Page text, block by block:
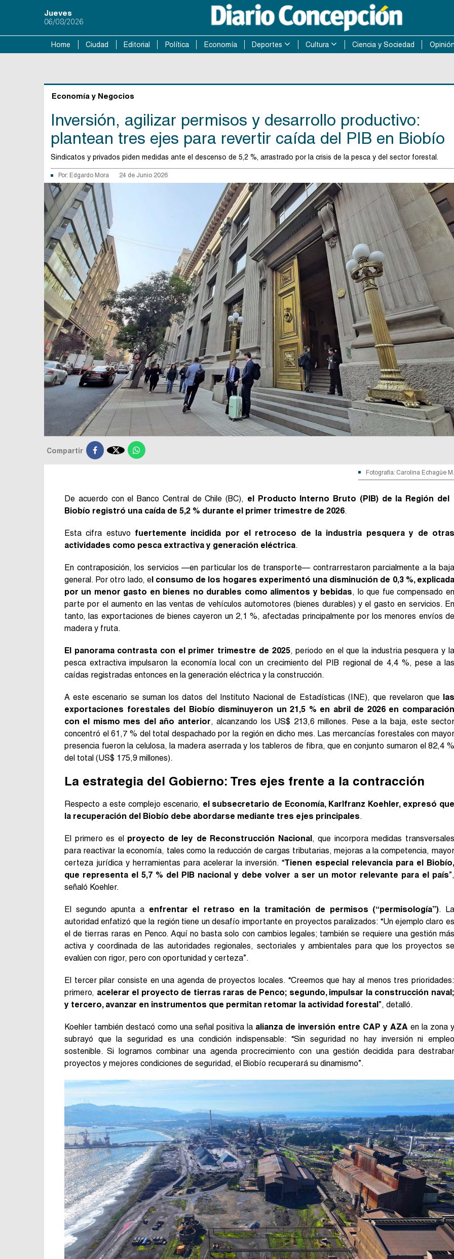
Jueves
06/08/2026
Home Ciudad Editorial Política Economía Deportes Cultura Ciencia y Sociedad
Economía y Negocios
Inversión, agilizar permisos y desarrollo productivo:
plantean tres ejes para revertir caída del PIB en Biobío
Sindicatos y privados piden medidas ante el descenso de 5,2 %, arrastrado por la crisis de la pesca y del sector forestal.
Por: Edgardo Mora 24 de Junio 2026
Compartir 
Fotografía: Carolina Echagüe M.
De acuerdo con el Banco Central de Chile (BC), el Producto Interno Bruto (PIB) de la Región del
Biobío registró una caída de 5,2 % durante el primer trimestre de 2026.
Esta cifra estuvo fuertemente incidida por el retroceso de la industria pesquera y de otras
actividades como pesca extractiva y generación eléctrica.
En contraposición, los servicios —en particular los de transporte— contrarrestaron parcialmente a la baja
general. Por otro lado, el consumo de los hogares experimentó una disminución de 0,3 %, explicada
por un menor gasto en bienes no durables como alimentos y bebidas, lo que fue compensado en
parte por el aumento en las ventas de vehículos automotores (bienes durables) y el gasto en servicios. En
tanto, las exportaciones de bienes cayeron un 2,1 %, afectadas principalmente por los menores envíos de
madera y fruta.
El panorama contrasta con el primer trimestre de 2025, periodo en el que la industria pesquera y la
pesca extractiva impulsaron la economía local con un crecimiento del PIB regional de 4,4 %, pese a las
caídas registradas entonces en la generación eléctrica y la construcción.
A este escenario se suman los datos del Instituto Nacional de Estadísticas (INE), que revelaron que las
exportaciones forestales del Biobío disminuyeron un 21,5 % en abril de 2026 en comparación
con el mismo mes del año anterior, alcanzando los US$ 213,6 millones. Pese a la baja, este sector
concentró el 61,7 % del total despachado por la región en dicho mes. Las mercancías forestales con mayor
presencia fueron la celulosa, la madera aserrada y los tableros de fibra, que en conjunto sumaron el 82,4 %
del total (US$ 175,9 millones).
La estrategia del Gobierno: Tres ejes frente a la contracción
Respecto a este complejo escenario, el subsecretario de Economía, Karlfranz Koehler, expresó que
la recuperación del Biobío debe abordarse mediante tres ejes principales.
El primero es el proyecto de ley de Reconstrucción Nacional, que incorpora medidas transversales
para reactivar la economía, tales como la reducción de cargas tributarias, mejoras a la competencia, mayor
certeza jurídica y herramientas para acelerar la inversión. “Tienen especial relevancia para el Biobío,
que representa el 5,7 % del PIB nacional y debe volver a ser un motor relevante para el país”,
señaló Koehler.
El segundo apunta a enfrentar el retraso en la tramitación de permisos (“permisología”). La
autoridad enfatizó que la región tiene un desafío importante en proyectos paralizados: “Un ejemplo claro es
el de tierras raras en Penco. Aquí no basta solo con cambios legales; también se requiere una gestión más
activa y coordinada de las autoridades regionales, sectoriales y ambientales para que los proyectos se
evalúen con rigor, pero con oportunidad y certeza”.
El tercer pilar consiste en una agenda de proyectos locales. “Creemos que hay al menos tres prioridades:
primero, acelerar el proyecto de tierras raras de Penco; segundo, impulsar la construcción naval;
y tercero, avanzar en instrumentos que permitan retomar la actividad forestal”, detalló.
Koehler también destacó como una señal positiva la alianza de inversión entre CAP y AZA en la zona y
subrayó que la seguridad es una condición indispensable: “Sin seguridad no hay inversión ni empleo
sostenible. Si logramos combinar una agenda procrecimiento con una gestión decidida para destrabar
proyectos y mejores condiciones de seguridad, el Biobío recuperará su dinamismo”.